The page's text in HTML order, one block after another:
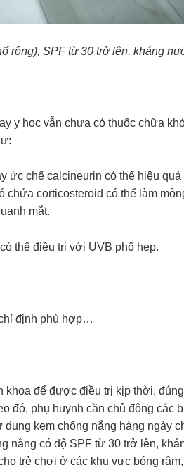
rộng), SPF từ 30 trở lên, kháng
y học vẫn chưa có thuốc chữa
ức chế calcineurin có thể hiệu
corticosteroid có thể làm
mắt.
thể điều trị với UVB phổ hẹp.
định phù hợp…
để được điều trị kịp thời,
đó, phụ huynh cần chủ động các
kem chống nắng hàng ngày
nắng có độ SPF từ 30 trở lên,
trẻ chơi ở các khu vực bóng